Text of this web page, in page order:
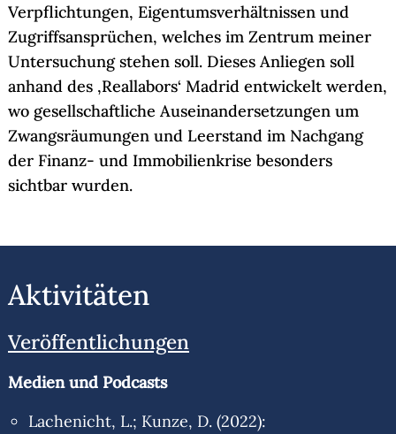
Verpflichtungen, Eigentumsverhältnissen und
Zugriffsansprüchen, welches im Zentrum meiner
Untersuchung stehen soll. Dieses Anliegen soll
anhand des ‚Reallabors‘ Madrid entwickelt werden,
wo gesellschaftliche Auseinandersetzungen um
Zwangsräumungen und Leerstand im Nachgang
der Finanz- und Immobilienkrise besonders
sichtbar wurden.
Aktivitäten
Veröffentlichungen
Medien und Podcasts
Lachenicht, L.; Kunze, D. (2022):